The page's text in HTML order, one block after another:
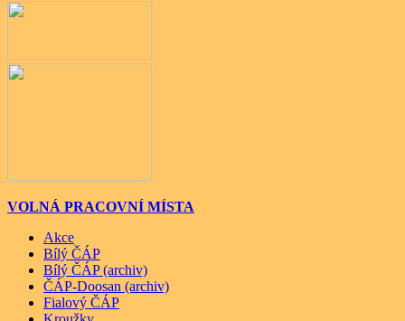
VOLNÁ PRACOVNÍ MÍSTA
Akce
Bílý ČÁP
Bílý ČÁP (archiv)
ČÁP-Doosan (archiv)
Fialový ČÁP